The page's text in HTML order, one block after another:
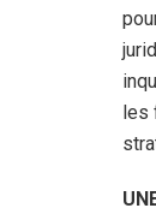
les